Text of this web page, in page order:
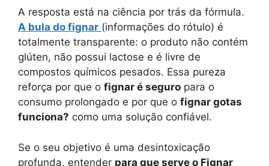
A resposta está na ciência por trás da fórmula.
A bula do fignar (informações do rótulo) é
totalmente transparente: o produto não contém
glúten, não possui lactose e é livre de
compostos químicos pesados. Essa pureza
reforça por que o fignar é seguro para o
consumo prolongado e por que o fignar gotas
funciona? como uma solução confiável.
Se o seu objetivo é uma desintoxicação
profunda, entender para que serve o Fignar